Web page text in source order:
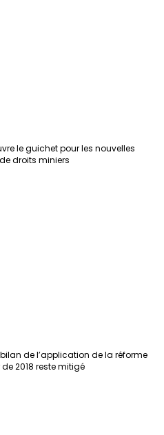
le guichet pour les nouvelles
droits miniers
bilan de l’application de la réforme
2018 reste mitigé